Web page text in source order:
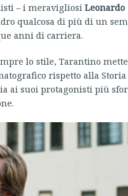
– i meravigliosi Leonardo
qualcosa di più di un
anni di carriera.
lo stile, Tarantino
rispetto alla Storia
ai suoi protagonisti più